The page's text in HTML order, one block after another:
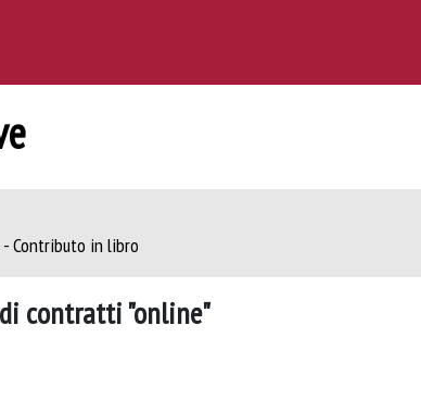
Contributo in libro
contratti "online"